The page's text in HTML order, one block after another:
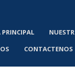
CONTACTENOS